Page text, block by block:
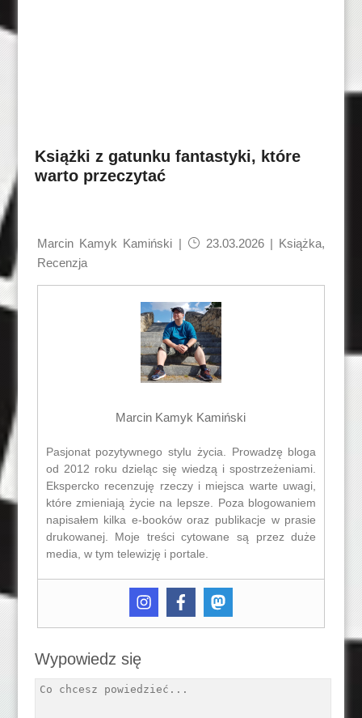
Książki z gatunku fantastyki, które
warto przeczytać
Marcin Kamyk Kamiński | 23.03.2026 | Książka,
Recenzja
Marcin Kamyk Kamiński
Pasjonat pozytywnego stylu życia. Prowadzę bloga
od 2012 roku dzieląc się wiedzą i spostrzeżeniami.
Ekspercko recenzuję rzeczy i miejsca warte uwagi,
które zmieniają życie na lepsze. Poza blogowaniem
napisałem kilka e-booków oraz publikacje w prasie
drukowanej. Moje treści cytowane są przez duże
media, w tym telewizję i portale.
Wypowiedz się